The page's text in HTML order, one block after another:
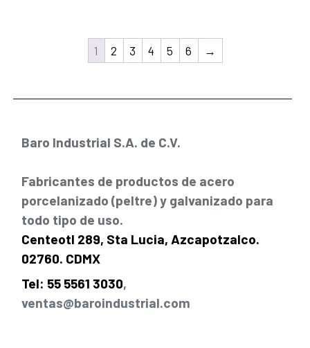
1 2 3 4 5 6 →
Baro Industrial S.A. de C.V.
Fabricantes de productos de acero
porcelanizado (peltre) y galvanizado para
todo tipo de uso.
Centeotl 289, Sta Lucia, Azcapotzalco.
02760. CDMX
Tel: 55 5561 3030,
ventas@baroindustrial.com